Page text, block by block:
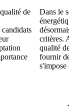
de
Dans le
critères.
qualité de
fournir
s'impose